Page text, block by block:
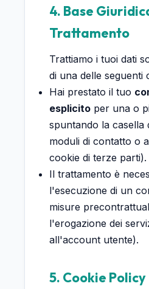
4. Base
Trattamento
Trattiamo i tuoi dati
di una delle seguenti
Hai prestato il tuo
esplicito per una o
spuntando la casella
moduli di contatto o
cookie di terze parti).
Il trattamento è
l'esecuzione di un
misure
l'erogazione dei
all'account utente).
5. Cookie Policy